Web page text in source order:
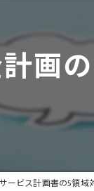
支援 画
ービス計画書の5領